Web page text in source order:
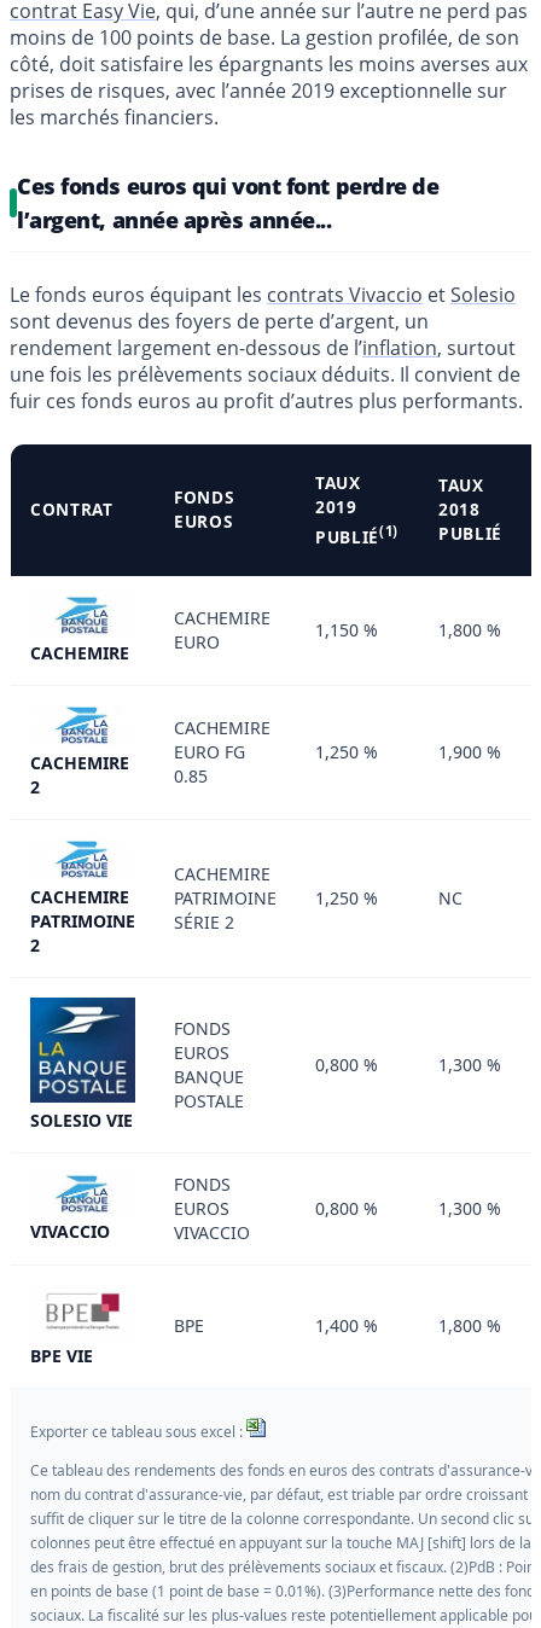
contrat Easy Vie, qui, d’une année sur l’autre ne perd pas
moins de 100 points de base. La gestion profilée, de son
côté, doit satisfaire les épargnants les moins averses aux
prises de risques, avec l’année 2019 exceptionnelle sur
les marchés financiers.
Ces fonds euros qui vont font perdre de
l’argent, année après année...
Le fonds euros équipant les contrats Vivaccio etSolesio
sont devenus des foyers de perte d’argent, un
rendement largement en-dessous de l’inflation, surtout
une fois les prélèvements sociaux déduits. Il convient de
fuir ces fonds euros au profit d’autres plus performants.
CONTRAT
FONDS
EUROS
TAUX
2019
PUBLIÉ(1)
TAUX
2018
PUBLIÉ
CACHEMIRE
CACHEMIRE
EURO
1,150 % 1,800 %
CACHEMIRE
2
CACHEMIRE
EURO FG
0.85
1,250 % 1,900 %
CACHEMIRE
PATRIMOINE
2
CACHEMIRE
PATRIMOINE
SÉRIE 2
1,250 % NC
SOLESIO VIE
FONDS
EUROS
BANQUE
POSTALE
0,800 % 1,300 %
VIVACCIO
FONDS
EUROS
VIVACCIO
0,800 % 1,300 %
BPE VIE
BPE 1,400 % 1,800 %
Exporter ce tableau sous excel :
Ce tableau des rendements des fonds en euros des contrats d'assurance-
nom du contrat d'assurance-vie, par défaut, est triable par ordre croissant
suffit de cliquer sur le titre de la colonne correspondante. Un second clic
colonnes peut être effectué en appuyant sur la touche MAJ [shift] lors de
des frais de gestion, brut des prélèvements sociaux et fiscaux. (2)PdB :
en points de base (1 point de base = 0.01%). (3)Performance nette des
sociaux. La fiscalité sur les plus-values reste potentiellement applicable